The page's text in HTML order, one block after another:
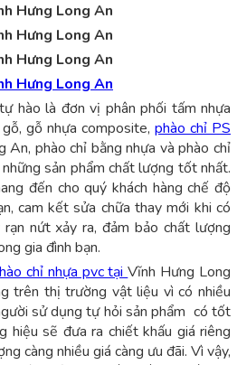
Hưng Long An
Hưng Long An
Hưng Long An
Hưng Long An
tự hào là đơn vị phân phối tấm nhựa
gỗ nhựa composite, phào chỉ PS
An, phào chỉ bằng nhựa và phào chỉ
sản phẩm chất lượng tốt nhất.
đến cho quý khách hàng chế độ
cam kết sửa chữa thay mới khi có
nứt xảy ra, đảm bảo chất lượng
gia đình bạn.
chỉ nhựa pvc tạiVĩnh Hưng Long
trên thị trường vật liệu vì có nhiều
sử dụng tự hỏi sản phẩm có tốt
hiệu sẽ đưa ra chiết khấu giá riêng
càng nhiều giá càng ưu đãi. Vì vậy,